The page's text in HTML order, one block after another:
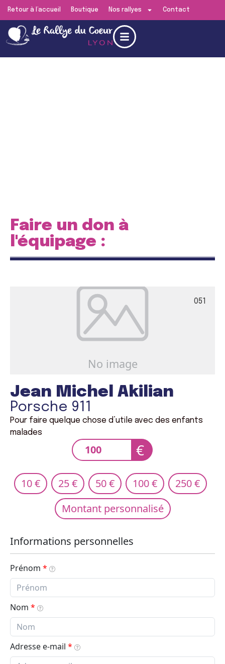
Retour à l’accueil Boutique Nos rallyes Contact
Faire un don à
l'équipage :
051
Jean Michel Akilian
Porsche 911
Pour faire quelque chose d’utile avec des enfants
malades